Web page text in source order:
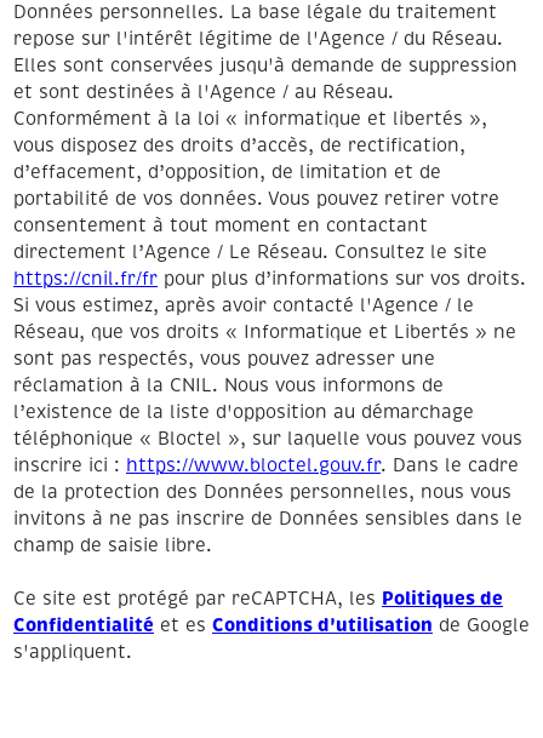
Données personnelles. La base légale du traitement
repose sur l'intérêt légitime de l'Agence / du Réseau.
Elles sont conservées jusqu'à demande de suppression
et sont destinées à l'Agence / au Réseau.
Conformément à la loi « informatique et libertés »,
vous disposez des droits d’accès, de rectification,
d’effacement, d’opposition, de limitation et de
portabilité de vos données. Vous pouvez retirer votre
consentement à tout moment en contactant
directement l’Agence / Le Réseau. Consultez le site
https://cnil.fr/fr pour plus d’informations sur vos droits.
Si vous estimez, après avoir contacté l'Agence / le
Réseau, que vos droits « Informatique et Libertés » ne
sont pas respectés, vous pouvez adresser une
réclamation à la CNIL. Nous vous informons de
l’existence de la liste d'opposition au démarchage
téléphonique « Bloctel », sur laquelle vous pouvez vous
inscrire ici : https://www.bloctel.gouv.fr. Dans le cadre
de la protection des Données personnelles, nous vous
invitons à ne pas inscrire de Données sensibles dans le
champ de saisie libre.
Ce site est protégé par reCAPTCHA, les Politiques de
Confidentialité et es Conditions d'utilisation de Google
s'appliquent.